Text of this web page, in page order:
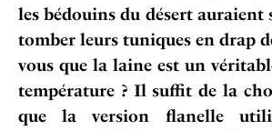
les bédouins du désert auraient
tomber leurs tuniques en drap
vous que la laine est un
température ? Il suffit de la
que la version flanelle